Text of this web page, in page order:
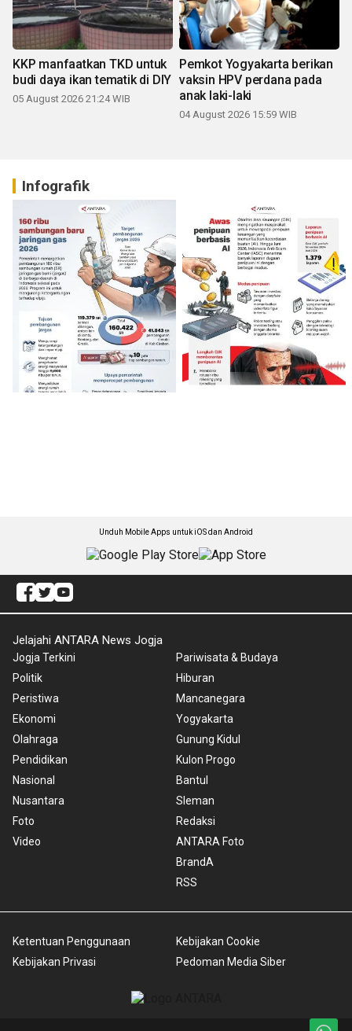
KKP manfaatkan TKD untuk
budi daya ikan tematik di DIY
05 August 2026 21:24 WIB
Pemkot Yogyakarta berikan
vaksin HPV perdana pada
anak laki-laki
04 August 2026 15:59 WIB
Infografik
Unduh Mobile Apps untuk iOS dan Android
Jelajahi ANTARA News Jogja
Jogja Terkini
Politik
Peristiwa
Ekonomi
Olahraga
Pendidikan
Nasional
Nusantara
Foto
Video
Pariwisata & Budaya
Hiburan
Mancanegara
Yogyakarta
Gunung Kidul
Kulon Progo
Bantul
Sleman
Redaksi
ANTARA Foto
BrandA
RSS
Ketentuan Penggunaan
Kebijakan Privasi
Kebijakan Cookie
Pedoman Media Siber